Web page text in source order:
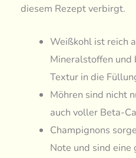
diesem Rezept verbirgt.
Weißkohl ist reich
Mineralstoffen und
Textur in die
Möhren sind nicht
auch voller Beta-
Champignons
Note und sind